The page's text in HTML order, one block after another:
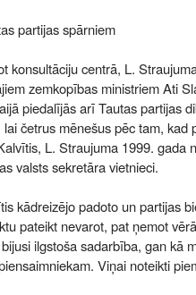
partijas spārniem
konsultāciju centrā, L.
zemkopības ministriem Ati
piedalījās arī Tautas partijas
lai četrus mēnešus pēc tam, kad
L. Straujuma 1999. gada
valsts sekretāra vietnieci.
kādreizējo padoto un partijas
pateikt nevarot, pat ņemot
ilgstoša sadarbība, gan kā
Viņai noteikti